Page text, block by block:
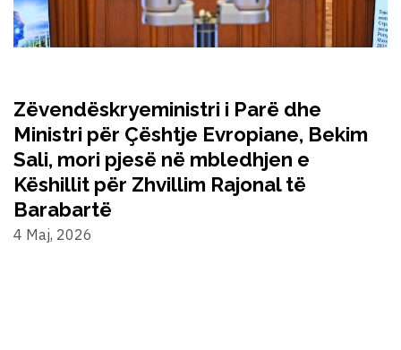
Zëvendëskryeministri i Parë dhe
Ministri për Çështje Evropiane, Bekim
Sali, mori pjesë në mbledhjen e
Këshillit për Zhvillim Rajonal të
Barabartë
4 Maj, 2026